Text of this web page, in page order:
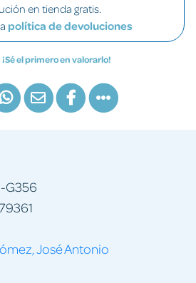
en tienda gratis.
política de devoluciones
¡Sé el primero en valorarlo!
G356
José Antonio